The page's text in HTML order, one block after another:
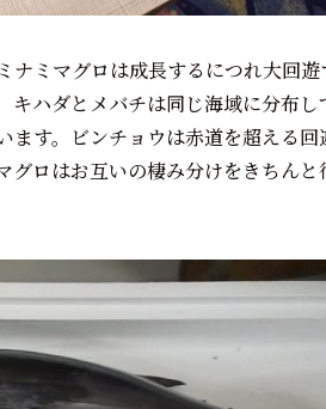
ナミマグロは成長するにつれ大回
ハダとメバチは同じ海域に分布し
ます。ビンチョウは赤道を超える
グロはお互いの棲み分けをきちん